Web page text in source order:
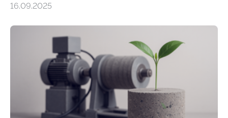
zeitaufwändiges Abscannen der Fläche. Am Fraunhofer
RWTH Aachen den Strahl eines Ultrakurzpulslasers
mithilfe eines Spatial Light Modulators (SLM) exakt in
das gewünschte Muster und bringen es direkt auf die
Werkstückoberfläche. Das beschleunigt die
Bearbeitung deutlich und eröffnet neue Möglichkeiten
für Branchen wie die stahl- und metallverarbeitende
Industrie oder die Glasverarbeitung. Erste Tests…
16.09.2025